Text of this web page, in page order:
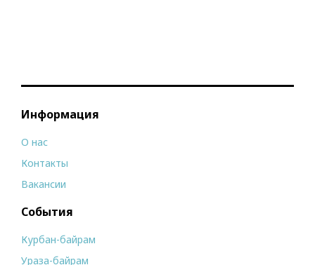
Информация
О нас
Контакты
Вакансии
События
Курбан-байрам
Ураза-байрам